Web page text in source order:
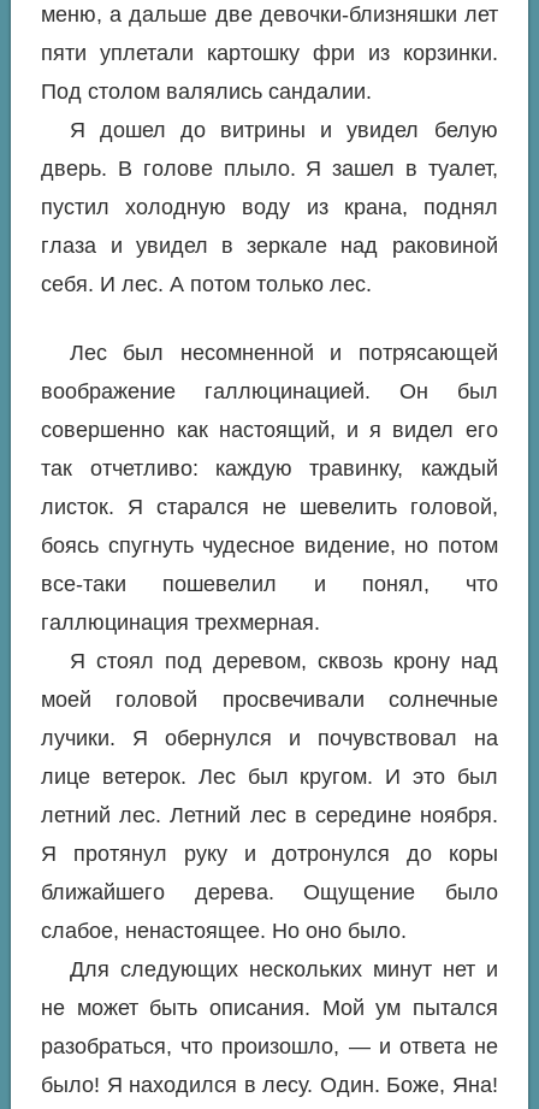
меню, а дальше две девочки-близняшки лет
пяти уплетали картошку фри из корзинки.
Под столом валялись сандалии.
Я дошел до витрины и увидел белую
дверь. В голове плыло. Я зашел в туалет,
пустил холодную воду из крана, поднял
глаза и увидел в зеркале над раковиной
себя. И лес. А потом только лес.
Лес был несомненной и потрясающей
воображение галлюцинацией. Он был
совершенно как настоящий, и я видел его
так отчетливо: каждую травинку, каждый
листок. Я старался не шевелить головой,
боясь спугнуть чудесное видение, но потом
все-таки пошевелил и понял, что
галлюцинация трехмерная.
Я стоял под деревом, сквозь крону над
моей головой просвечивали солнечные
лучики. Я обернулся и почувствовал на
лице ветерок. Лес был кругом. И это был
летний лес. Летний лес в середине ноября.
Я протянул руку и дотронулся до коры
ближайшего дерева. Ощущение было
слабое, ненастоящее. Но оно было.
Для следующих нескольких минут нет и
не может быть описания. Мой ум пытался
разобраться, что произошло, — и ответа не
было! Я находился в лесу. Один. Боже, Яна!